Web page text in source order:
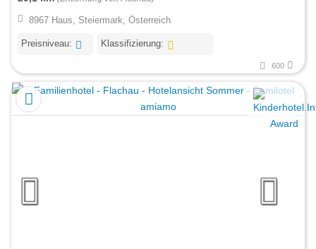
8967 Haus, Steiermark, Österreich
Preisniveau: Klassifizierung:
600